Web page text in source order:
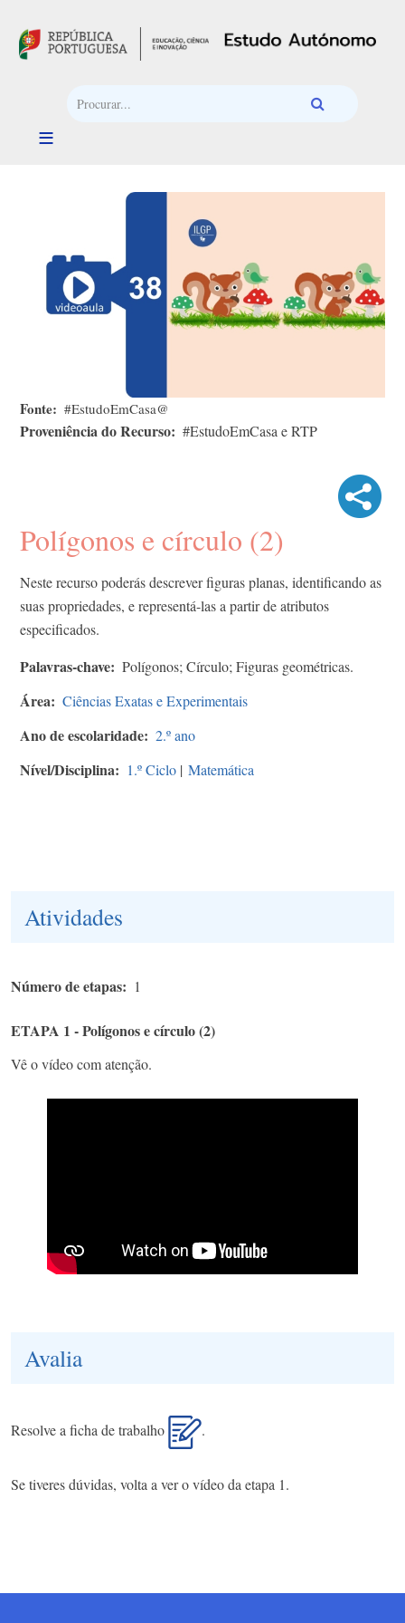
Fonte #EstudoEmCasa@
Proveniência do Recurso #EstudoEmCasa e RTP
Polígonos e círculo (2)
Neste recurso poderás descrever figuras planas, identificando as
suas propriedades, e representá-las a partir de atributos
especificados.
Palavras-chave Polígonos; Círculo; Figuras geométricas.
Área Ciências Exatas e Experimentais
Ano de escolaridade 2.º ano
Nível/Disciplina 1.º Ciclo | Matemática
Atividades
Número de etapas 1
ETAPA 1 - Polígonos e círculo (2)
Vê o vídeo com atenção.
Avalia
Resolve a ficha de trabalho .
Se tiveres dúvidas, volta a ver o vídeo da etapa 1.